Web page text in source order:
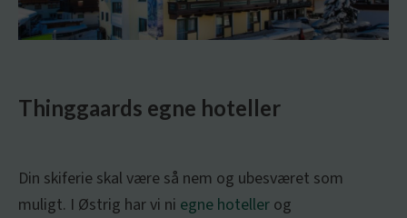
Thinggaards egne hoteller
Din skiferie skal være så nem og ubesværet som
muligt. I Østrig har vi ni egne hoteller og